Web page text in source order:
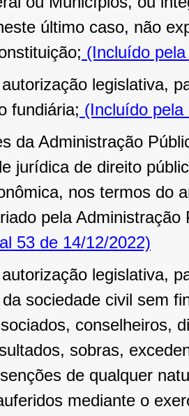
último caso, não
(Incluído
legislativa,
fundiária; (Incluído pela
da Administração
jurídica de direito
nos termos do
pela Administração
53 de 14/12/2022)
legislativa,
sociedade civil sem
conselheiros,
sobras,
de qualquer
mediante o